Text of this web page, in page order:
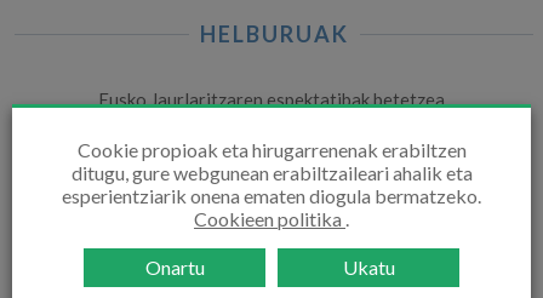
HELBURUAK
Eusko Jaurlaritzaren espektatibak betetzea
Cookie propioak eta hirugarrenenak erabiltzen
ditugu, gure webgunean erabiltzaileari ahalik eta
esperientziarik onena ematen diogula bermatzeko.
Cookieen politika .
Onartu
Ukatu